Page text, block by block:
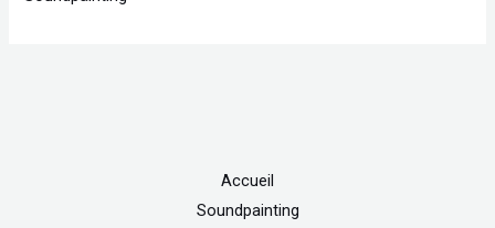
Accueil
Soundpainting